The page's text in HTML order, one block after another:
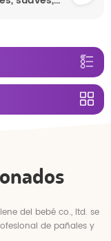
del bebé co., ltd. se
de pañales y